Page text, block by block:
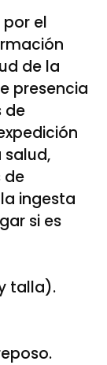
el
de la
presencia
de
de
ingesta
si es
talla).